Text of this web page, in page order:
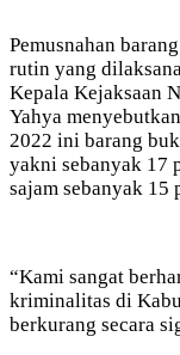
Pemusnahan
rutin yang
Kepala Kejaksaan
Yahya
2022 ini barang
yakni sebanyak 17
sajam sebanyak 15
“Kami sangat
kriminalitas di
berkurang secara